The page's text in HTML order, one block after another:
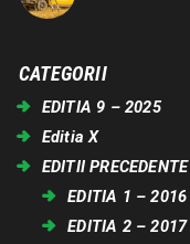
CATEGORII
EDITIA 9 – 2025
Editia X
EDITII PRECEDENTE
EDITIA 1 – 2016
EDITIA 2 – 2017